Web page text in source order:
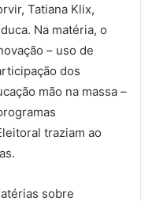
Tatiana Klix,
Na matéria, o
– uso de
dos
mão na massa –
traziam ao
sobre